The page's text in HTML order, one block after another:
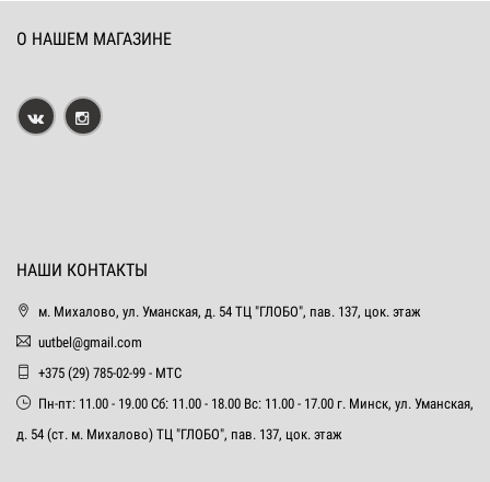
О НАШЕМ МАГАЗИНЕ
НАШИ КОНТАКТЫ
м. Михалово, ул. Уманская, д. 54 ТЦ "ГЛОБО", пав. 137, цок. этаж
uutbel@gmail.com
+375 (29) 785-02-99 - МТС
Пн-пт: 11.00 - 19.00 Сб: 11.00 - 18.00 Вс: 11.00 - 17.00 г. Минск, ул. Уманская,
д. 54 (ст. м. Михалово) ТЦ "ГЛОБО", пав. 137, цок. этаж